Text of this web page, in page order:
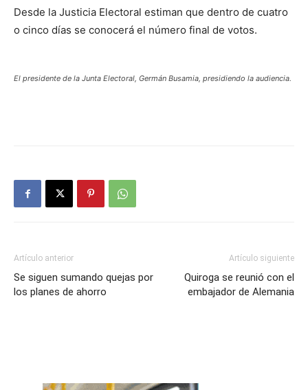
Desde la Justicia Electoral estiman que dentro de cuatro
o cinco días se conocerá el número final de votos.
El presidente de la Junta Electoral, Germán Busamia, presidiendo la audiencia.
Artículo anterior
Se siguen sumando quejas por
los planes de ahorro
Artículo siguiente
Quiroga se reunió con el
embajador de Alemania